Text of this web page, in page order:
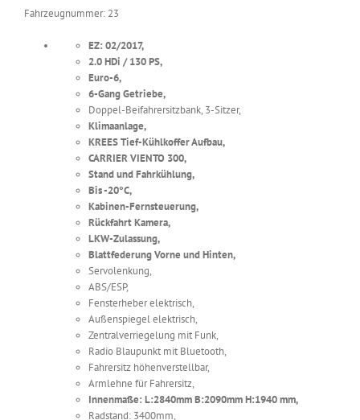
Fahrzeugnummer: 23
EZ: 02/2017,
2.0 HDi / 130 PS,
Euro-6,
6-Gang Getriebe,
Doppel-Beifahrersitzbank, 3-Sitzer,
Klimaanlage,
KREES Tief-Kühlkoffer Aufbau,
CARRIER VIENTO 300,
Stand und Fahrkühlung,
Bis -20°C,
Kabinen-Fernsteuerung,
Rückfahrt Kamera,
LKW-Zulassung,
Blattfederung Vorne und Hinten,
Servolenkung,
ABS/ESP,
Fensterheber elektrisch,
Außenspiegel elektrisch,
Zentralverriegelung mit Funk,
Radio Blaupunkt mit Bluetooth,
Fahrersitz höhenverstellbar,
Armlehne für Fahrersitz,
Innenmaße: L:2840mm B:2090mm H:1940 mm,
Radstand: 3400mm,